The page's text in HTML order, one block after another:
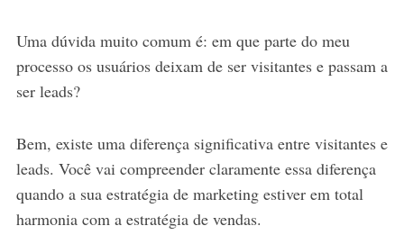
Uma dúvida muito comum é: em que parte do meu
processo os usuários deixam de ser visitantes e passam a
ser leads?
Bem, existe uma diferença significativa entre visitantes e
leads. Você vai compreender claramente essa diferença
quando a sua estratégia de marketing estiver em total
harmonia com a estratégia de vendas.